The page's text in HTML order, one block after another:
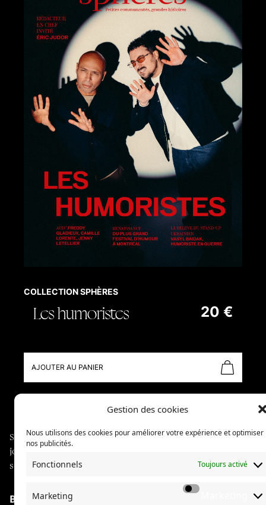
Gestion des cookies
Nous utilisons des cookies pour améliorer votre expérience et optimiser
nos publicités.
Fonctionnels Toujours activé
Marketing
COLLECTION SPHÈRES
Les humoristes 20 €
AJOUTER AU PANIER
Sphères explore des communautés à travers du
journalisme long format, illustré de photographies
soignées.
Boutique À propos de Sphères